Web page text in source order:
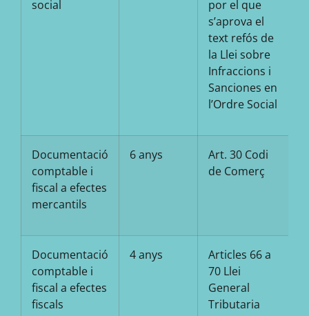
social
por el que
s’aprova el
text refós de
la Llei sobre
Infraccions i
Sanciones en
l’Ordre Social
Documentació
comptable i
fiscal a efectes
mercantils
6 anys
Art. 30 Codi
de Comerç
Documentació
comptable i
fiscal a efectes
fiscals
4 anys
Articles 66 a
70 Llei
General
Tributaria